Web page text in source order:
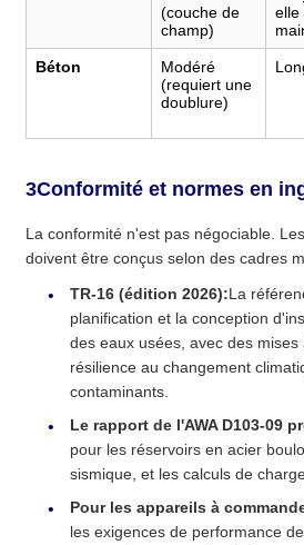
(couche de
champ)
elle
Béton
Modéré
(requiert une
doublure)
3Conformité et normes en
La conformité n'est pas négociable.
doivent être conçus selon des cadres
TR-16 (édition 2026):La
planification et la conception
des eaux usées, avec des
résilience au changement
contaminants.
Le rapport de l'AWA D103-09
pour les réservoirs en acier
sismique, et les calculs de
Pour les appareils à
les exigences de performance